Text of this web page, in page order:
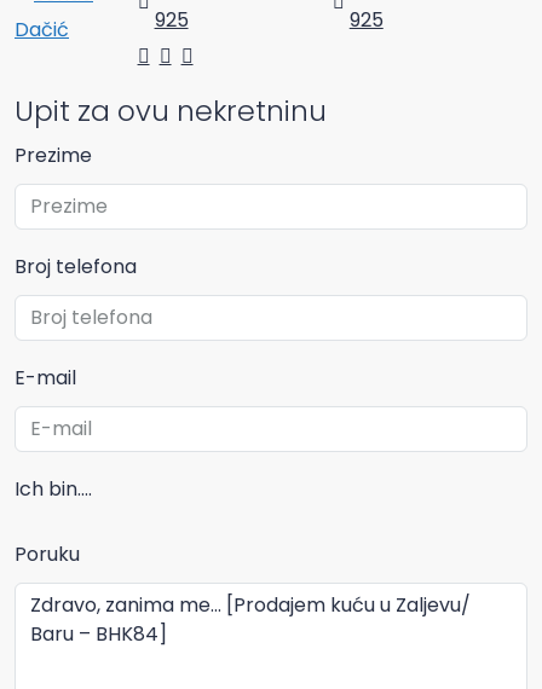
925
925
Upit za ovu nekretninu
Prezime
Broj telefona
E-mail
Ich bin....
Poruku